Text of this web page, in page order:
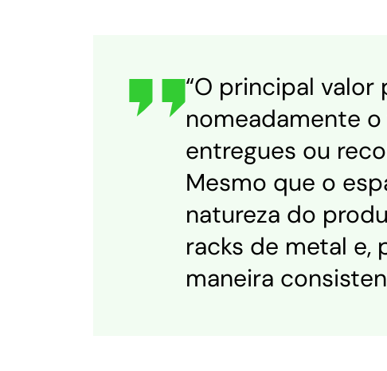
“O principal
nomeadamente
entregues ou
Mesmo que o
natureza do
racks de metal e,
maneira